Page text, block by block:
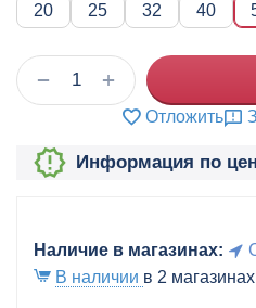
20
25 32 40
+
−
Отложить
Информация по
Наличие в магазинах:
В наличии в 2 магазинах